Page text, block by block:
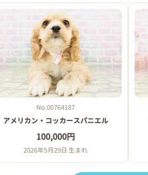
No.00764187
アメリカン・コッカースパニエル
100,000円
2026年5月29日 生まれ